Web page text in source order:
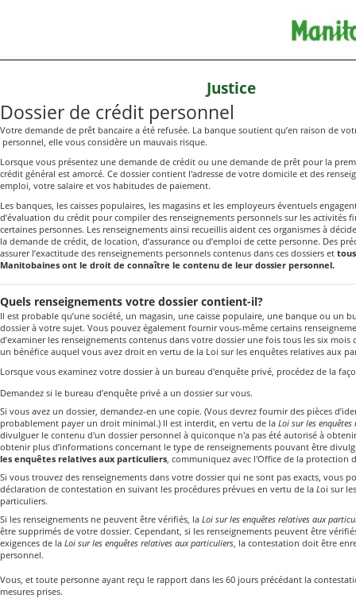
Justice
Dossier de crédit personnel
Votre demande de prêt bancaire a été refusée. La banque soutient qu’en raison de
personnel, elle vous considère un mauvais risque.
Lorsque vous présentez une demande de crédit ou une demande de prêt pour la
crédit général est amorcé. Ce dossier contient l'adresse de votre domicile et des
emploi, votre salaire et vos habitudes de paiement.
Les banques, les caisses populaires, les magasins et les employeurs éventuels
d’évaluation du crédit pour compiler des renseignements personnels sur les activités
certaines personnes. Les renseignements ainsi recueillis aident ces organismes à
la demande de crédit, de location, d’assurance ou d’emploi de cette personne. Des
assurer l’exactitude des renseignements personnels contenus dans ces dossiers et
Manitobaines ont le droit de connaître le contenu de leur dossier personnel.
Quels renseignements votre dossier contient-il?
Il est probable qu’une société, un magasin, une caisse populaire, une banque ou un
dossier à votre sujet. Vous pouvez également fournir vous-même certains
d’examiner les renseignements contenus dans votre dossier une fois tous les six mois
un bénéfice auquel vous avez droit en vertu de la Loi sur les enquêtes relatives aux
Lorsque vous examinez votre dossier à un bureau d'enquête privé, procédez de la
Demandez si le bureau d’enquête privé a un dossier sur vous.
Si vous avez un dossier, demandez-en une copie. (Vous devrez fournir des pièces
probablement payer un droit minimal.) Il est interdit, en vertu de la Loi sur les
divulguer le contenu d'un dossier personnel à quiconque n'a pas été autorisé à
obtenir plus d’informations concernant le type de renseignements pouvant être
les enquêtes relatives aux particuliers, communiquez avec l'Office de la protection
Si vous trouvez des renseignements dans votre dossier qui ne sont pas exacts, vous
déclaration de contestation en suivant les procédures prévues en vertu de la Loi sur
particuliers.
Si les renseignements ne peuvent être vérifiés, la Loi sur les enquêtes relatives aux
être supprimés de votre dossier. Cependant, si les renseignements peuvent être
exigences de la Loi sur les enquêtes relatives aux particuliers, la contestation doit être
personnel.
Vous, et toute personne ayant reçu le rapport dans les 60 jours précédant la
mesures prises.